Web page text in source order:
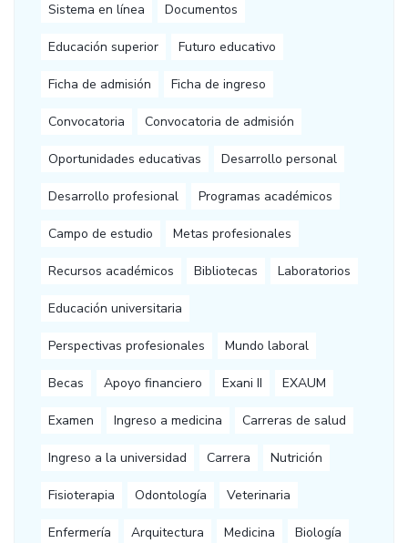
Sistema en línea Documentos
Educación superior Futuro educativo
Ficha de admisión Ficha de ingreso
Convocatoria Convocatoria de admisión
Oportunidades educativas Desarrollo personal
Desarrollo profesional Programas académicos
Campo de estudio Metas profesionales
Recursos académicos Bibliotecas Laboratorios
Educación universitaria
Perspectivas profesionales Mundo laboral
Becas Apoyo financiero Exani II EXAUM
Examen Ingreso a medicina Carreras de salud
Ingreso a la universidad Carrera Nutrición
Fisioterapia Odontología Veterinaria
Enfermería Arquitectura Medicina Biología